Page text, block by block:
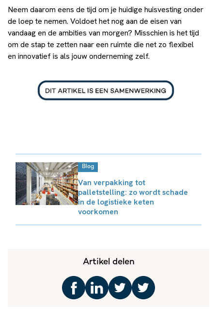
Neem daarom eens de tijd om je huidige huisvesting onder
de loep te nemen. Voldoet het nog aan de eisen van
vandaag en de ambities van morgen? Misschien is het tijd
om de stap te zetten naar een ruimte die net zo flexibel
en innovatief is als jouw onderneming zelf.
Blog
Van verpakking tot
palletstelling: zo wordt schade
in de logistieke keten
voorkomen
Artikel delen